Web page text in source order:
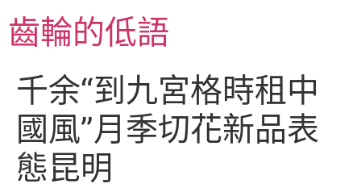
至
主齒輪的低語
千余“到九宮格時租中
國風”月季切花新品表
態昆明